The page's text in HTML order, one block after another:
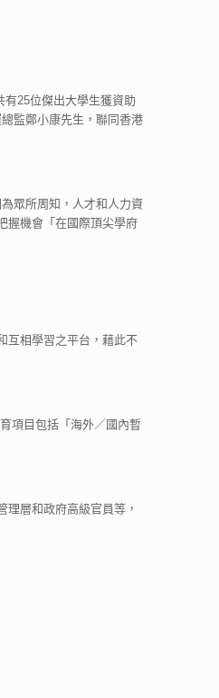
25位傑出大學生獲資助
監鄭小康先生，聯同香港
眾所周知，人才和人力資
握機會「在國際頂尖學府
互相學習之平台，藉此不
項目包括「海外／國內暫
層和政府高級官員等，